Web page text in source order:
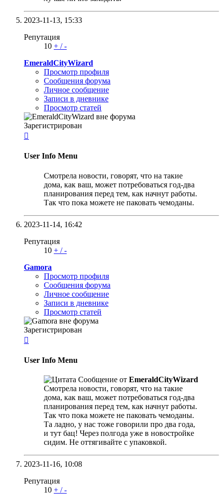
2023-11-13, 15:33
Репутация
10 + /-
EmeraldCityWizard
Просмотр профиля
Сообщения форума
Личное сообщение
Записи в дневнике
Просмотр статей
Зарегистрирован

User Info Menu
Смотрела новости, говорят, что на такие
дома, как ваш, может потребоваться год-два
планирования перед тем, как начнут работы.
Так что пока можете не паковать чемоданы.
2023-11-14, 16:42
Репутация
10 + /-
Gamora
Просмотр профиля
Сообщения форума
Личное сообщение
Записи в дневнике
Просмотр статей
Зарегистрирован

User Info Menu
Сообщение от EmeraldCityWizard
Смотрела новости, говорят, что на такие
дома, как ваш, может потребоваться год-два
планирования перед тем, как начнут работы.
Так что пока можете не паковать чемоданы.
Та ладно, у нас тоже говорили про два года,
и тут бац! Через полгода уже в новостройке
сидим. Не оттягивайте с упаковкой.
2023-11-16, 10:08
Репутация
10 + /-